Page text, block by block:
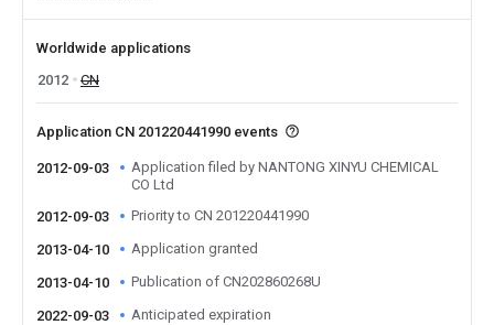
Worldwide applications
2012
CN
Application CN 201220441990 events
2012-09-03
Application filed by NANTONG XINYU CHEMICAL
CO Ltd
2012-09-03
Priority to CN 201220441990
2013-04-10 Application granted
2013-04-10 Publication of CN202860268U
2022-09-03 Anticipated expiration